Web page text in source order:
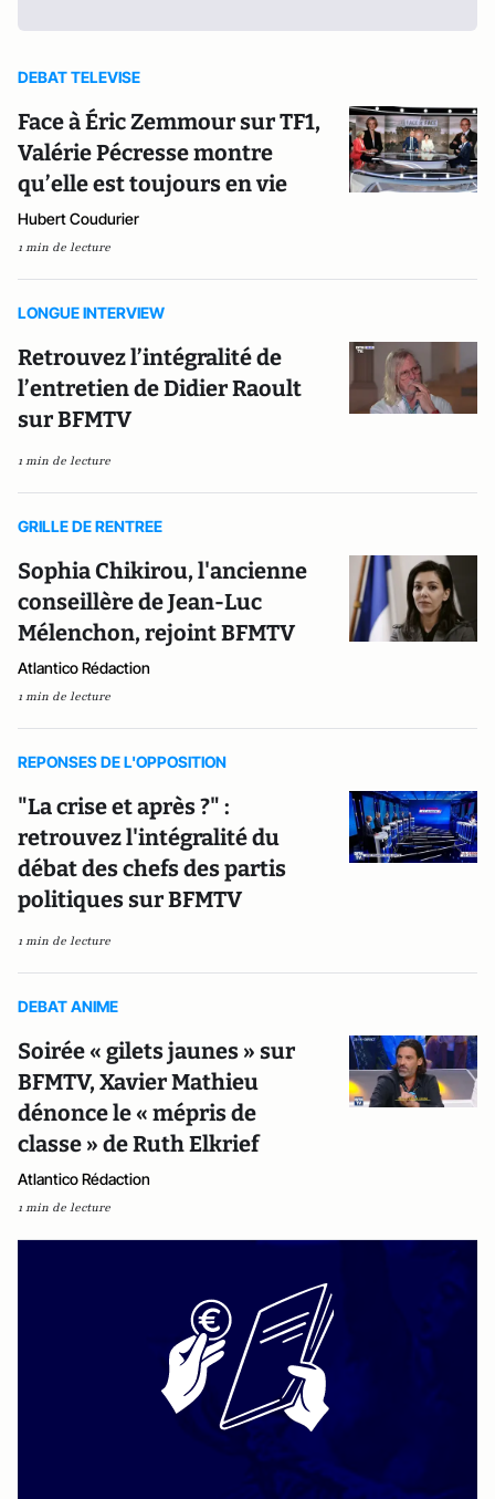
DEBAT TELEVISE
Face à Éric Zemmour sur TF1,
Valérie Pécresse montre
qu’elle est toujours en vie
Hubert Coudurier
1 min de lecture
LONGUE INTERVIEW
Retrouvez l’intégralité de
l’entretien de Didier Raoult
sur BFMTV
1 min de lecture
GRILLE DE RENTREE
Sophia Chikirou, l'ancienne
conseillère de Jean-Luc
Mélenchon, rejoint BFMTV
Atlantico Rédaction
1 min de lecture
REPONSES DE L'OPPOSITION
"La crise et après ?" :
retrouvez l'intégralité du
débat des chefs des partis
politiques sur BFMTV
1 min de lecture
DEBAT ANIME
Soirée « gilets jaunes » sur
BFMTV, Xavier Mathieu
dénonce le « mépris de
classe » de Ruth Elkrief
Atlantico Rédaction
1 min de lecture